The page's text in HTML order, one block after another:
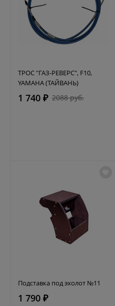
ТРОС "ГАЗ-РЕВЕРС", F10,
YAMAHA (ТАЙВАНЬ)
1 740 ₽ 2088 руб.
Подставка под эхолот №11
1 790 ₽